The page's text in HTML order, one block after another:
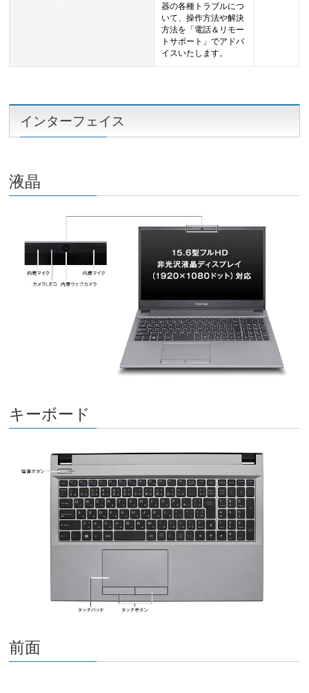
器の各種トラブルにつ
いて、操作方法や解決
方法を「電話＆リモー
トサポート」でアドバ
イスいたします。
インターフェイス
液晶
キーボード
前面